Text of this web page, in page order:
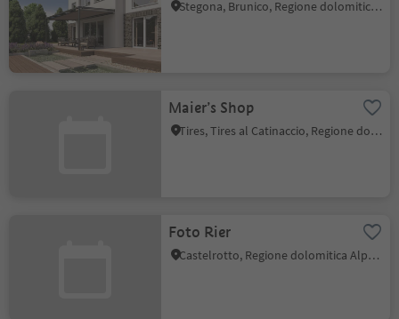
Stegona, Brunico, Regione dolomitica Plan de Corones
Maier’s Shop
Tires, Tires al Catinaccio, Regione dolomitica Alpe di Siusi
Foto Rier
Castelrotto, Regione dolomitica Alpe di Siusi